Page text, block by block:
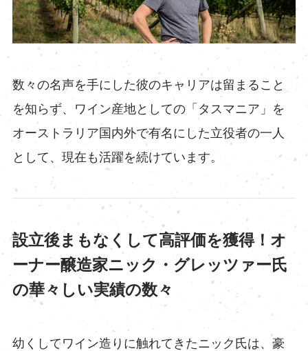
数々の名声を手にした彼のキャリアは留まること
を知らず、ワイン産地としての「タスマニア」を
オーストラリア国内外で有名にした立役者の一人
として、現在も活躍を続けています。
設立後まもなくして高評価を獲得！オ
ーナー醸造家ニック・グレッツァー氏
の華々しい実績の数々
幼くしてワイン造りに触れてきたニック氏は、豪